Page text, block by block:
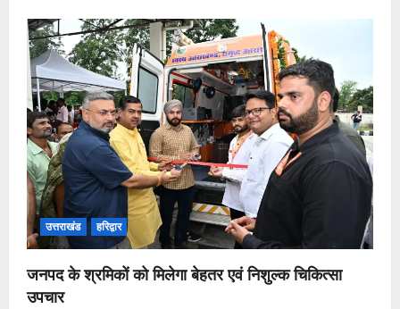
उत्तराखंड हरिद्वार
जनपद के श्रमिकों को मिलेगा बेहतर एवं निशुल्क चिकित्सा
उपचार